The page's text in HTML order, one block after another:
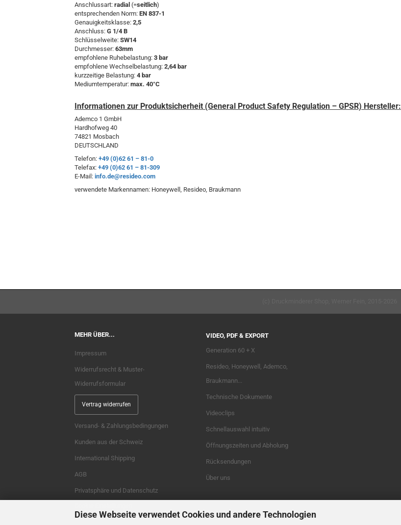
Diese Webseite verwendet Cookies und andere Technologien
Anschlussart: radial (=seitlich)
entsprechenden Norm: EN 837-1
Genauigkeitsklasse: 2,5
Anschluss: G 1/4 B
Schlüsselweite: SW14
Durchmesser: 63mm
empfohlene Ruhebelastung: 3 bar
empfohlene Wechselbelastung: 2,64 bar
kurzzeitige Belastung: 4 bar
Mediumtemperatur: max. 40°C
Informationen zur Produktsicherheit (General Product Safety Regulation – GPSR) Hersteller:
Ademco 1 GmbH
Hardhofweg 40
74821 Mosbach
DEUTSCHLAND
Telefon: +49 (0)62 61 – 81-0
Telefax: +49 (0)62 61 – 81-309
E-Mail: info.de@resideo.com
verwendete Markennamen: Honeywell, Resideo, Braukmann
MEHR ÜBER...
Impressum
Widerrufsrecht & Muster-
Widerrufsformular
Vertrag widerrufen
Versand- & Zahlungsbedingungen
Kunden aus der Schweiz
International Shipping
AGB
Privatsphäre und Datenschutz
VIDEO, PDF & EXPORT
Generation 60 + X
Resideo, Honeywell, Ademco,
Braukmann...
Technische Dokumente
Videoclips
Schnellauswahl intuitiv
Öffnungszeiten und Abholung
Rücksendungen
Über uns